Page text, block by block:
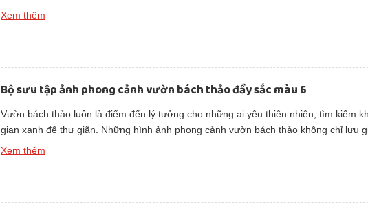
đẹp thuần khiết của cây cỏ mà còn truyền cảm hứng cho lối sống xanh và hòa hợp
Xem thêm
Bộ sưu tập ảnh phong cảnh vườn bách thảo đầy sắc màu 6
Vườn bách thảo luôn là điểm đến lý tưởng cho những ai yêu thiên nhiên, tìm kiếm
gian xanh để thư giãn. Những hình ảnh phong cảnh vườn bách thảo không chỉ lưu
đẹp thuần khiết của cây cỏ mà còn truyền cảm hứng cho lối sống xanh và hòa hợp
Xem thêm